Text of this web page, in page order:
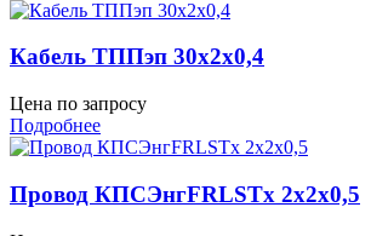
Кабель ТППэп 30х2х0,4
Цена по запросу
Подробнее
Провод КПСЭнгFRLSTх 2х2х0,5